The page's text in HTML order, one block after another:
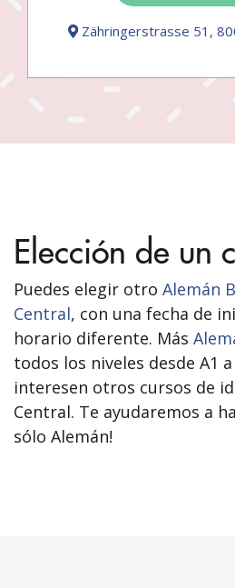
Zähringerstrasse 51,
Elección de un
Puedes elegir otro Alemán
Central, con una fecha de
horario diferente. Más
todos los niveles desde A1
interesen otros cursos de
Central. Te ayudaremos a
sólo Alemán!